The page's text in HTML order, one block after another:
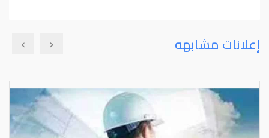
إعلانات مشابهه ‹
›